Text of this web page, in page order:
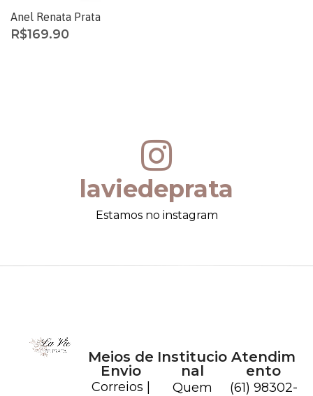
Anel Renata Prata
R$169.90
laviedeprata
Estamos no instagram
Meios de
Envio
Correios |
Institucio
nal
Quem
Atendim
ento
(61) 98302-